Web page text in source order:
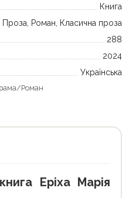
Книга
Проза, Роман, Класична проза
288
2024
Українська
Роман
Еріха Марія